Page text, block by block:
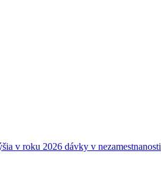
v roku 2026 dávky v nezamestnanosti